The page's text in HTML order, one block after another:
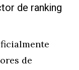
de ranking
de